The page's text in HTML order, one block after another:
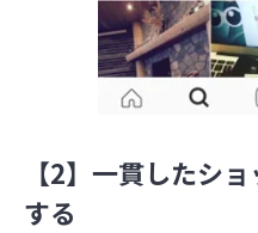
【2】一貫したシ
する